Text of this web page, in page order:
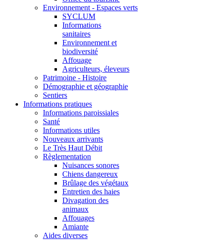
Environnement - Espaces verts
SYCLUM
Informations
sanitaires
Environnement et
biodiversité
Affouage
Agriculteurs, éleveurs
Patrimoine - Histoire
Démographie et géographie
Sentiers
Informations pratiques
Informations paroissiales
Santé
Informations utiles
Nouveaux arrivants
Le Très Haut Débit
Règlementation
Nuisances sonores
Chiens dangereux
Brûlage des végétaux
Entretien des haies
Divagation des
animaux
Affouages
Amiante
Aides diverses